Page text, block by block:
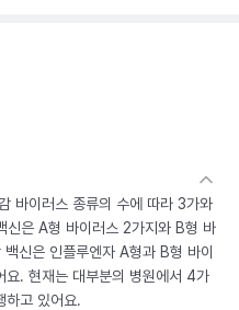
바이러스 종류의 수에 따라 3가와
신은 A형 바이러스 2가지와 B형 바
신은 인플루엔자 A형과 B형 바이
요. 현재는 대부분의 병원에서 4가
하고 있어요.